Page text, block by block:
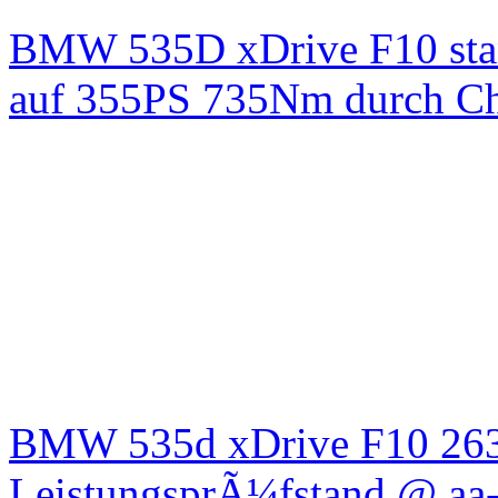
BMW 535D xDrive F10
auf 355PS 735Nm durch
BMW 535d xDrive F10